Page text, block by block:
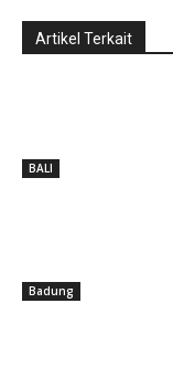
Artikel Terkait
BALI
Badung